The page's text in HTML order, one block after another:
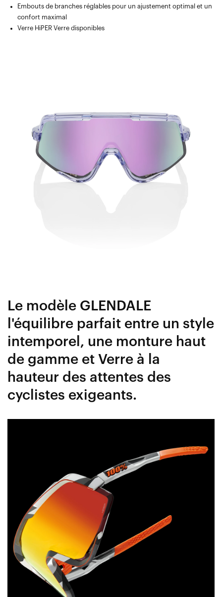
Embouts de branches réglables pour un ajustement optimal et un
confort maximal
Verre HiPER Verre disponibles
Le modèle GLENDALE
l'équilibre parfait entre un style
intemporel, une monture haut
de gamme et Verre à la
hauteur des attentes des
cyclistes exigeants.